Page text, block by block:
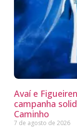
Avaí e
campanha
Caminho
7 de agosto de 2026